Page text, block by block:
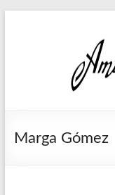
d'El
nascuda amb
Marga Gómez